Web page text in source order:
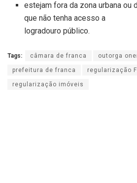
estejam fora da zona urbana ou
que não tenha acesso a
logradouro público.
Tags: câmara de franca outorga
prefeitura de franca regularização
regularização imóveis